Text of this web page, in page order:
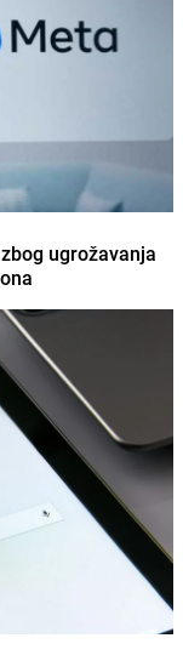
ugrožavanja